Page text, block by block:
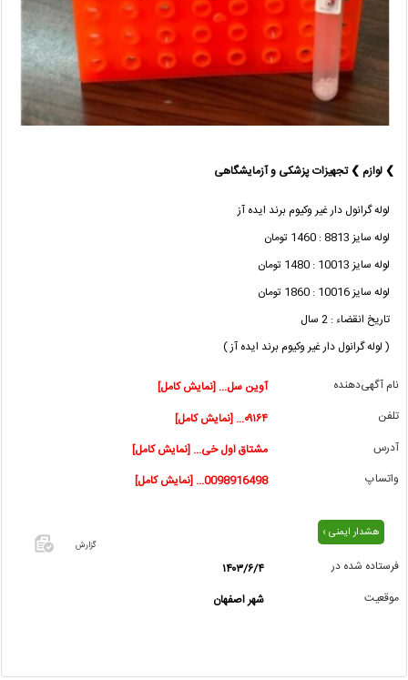
❯ لوازم ❯ تجهیزات پزشکی و آزمایشگاهی
لوله گرانول دار غیر وکیوم برند ایده آز
لوله سایز 8813 : 1460 تومان
لوله سایز 10013 : 1480 تومان
لوله سایز 10016 : 1860 تومان
تاریخ انقضاء : 2 سال
( لوله گرانول دار غیر وکیوم برند ایده آز )
نام آگهی‌دهنده
آوین سل... [نمایش کامل]
تلفن
۰۹۱۶۴... [نمایش کامل]
آدرس
مشتاق اول خی... [نمایش کامل]
واتساپ
0098916498... [نمایش کامل]
هشدار ایمنی ›
گزارش
فرستاده شده در
۱۴۰۳/۶/۴
موقعیت
شهر اصفهان